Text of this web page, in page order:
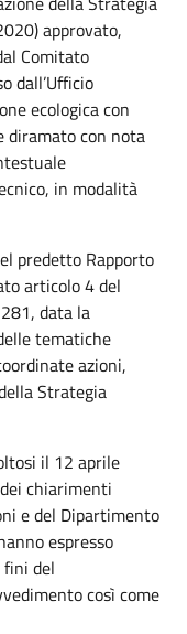
approvato,
Comitato
dall’Ufficio
ecologica con
diramato con nota
in modalità
predetto Rapporto
articolo 4 del
data la
tematiche
azioni,
Strategia
il 12 aprile
chiarimenti
e del Dipartimento
espresso
fini del
così come